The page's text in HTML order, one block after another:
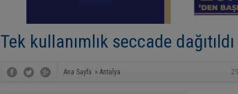
Tek kullanımlık seccade dağıtıldı
Ana Sayfa » Antalya